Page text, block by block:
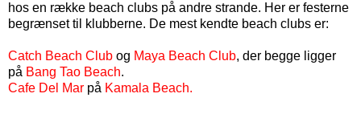
hos en række beach clubs på andre strande. Her er festerne
begrænset til klubberne. De mest kendte beach clubs er:
Catch Beach Club og Maya Beach Club, der begge ligger
på Bang Tao Beach.
Cafe Del Mar på Kamala Beach.